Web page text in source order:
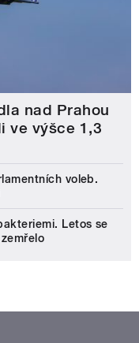
nad Prahou
ve výšce 1,3
voleb.
Letos se